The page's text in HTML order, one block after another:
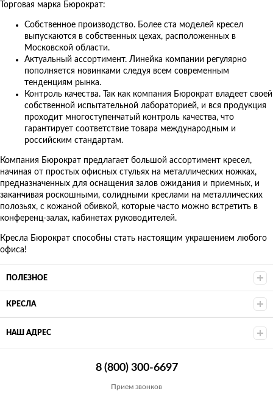
Торговая марка Бюрократ:
Собственное производство. Более ста моделей кресел
выпускаются в собственных цехах, расположенных в
Московской области.
Актуальный ассортимент. Линейка компании регулярно
пополняется новинками следуя всем современным
тенденциям рынка.
Контроль качества. Так как компания Бюрократ владеет своей
собственной испытательной лабораторией, и вся продукция
проходит многоступенчатый контроль качества, что
гарантирует соответствие товара международным и
российским стандартам.
Компания Бюрократ предлагает большой ассортимент кресел,
начиная от простых офисных стульях на металлических ножках,
предназначенных для оснащения залов ожидания и приемных, и
заканчивая роскошными, солидными креслами на металлических
полозьях, с кожаной обивкой, которые часто можно встретить в
конференц-залах, кабинетах руководителей.
Кресла Бюрократ способны стать настоящим украшением любого
офиса!
ПОЛЕЗНОЕ
КРЕСЛА
НАШ АДРЕС
8 (800) 300-6697
Прием звонков